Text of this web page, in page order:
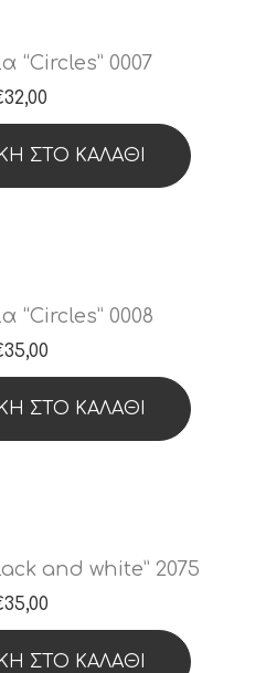
“Circles” 0007
32,00
ΣΤΟ ΚΑΛΆΘΙ
“Circles” 0008
35,00
ΣΤΟ ΚΑΛΆΘΙ
and white” 2075
35,00
ΣΤΟ ΚΑΛΆΘΙ